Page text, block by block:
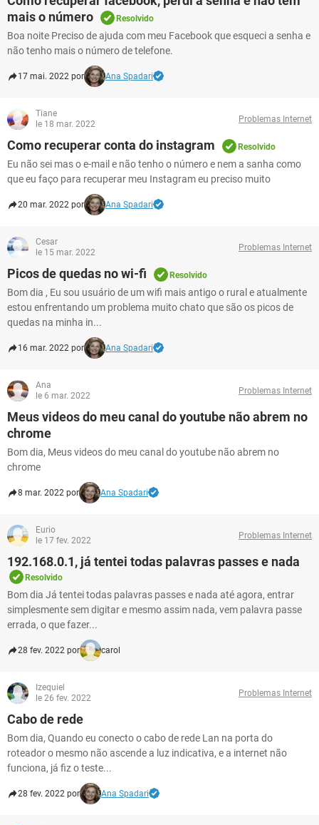
mais o número
Resolvido
Boa noite Preciso de ajuda com meu Facebook que esqueci a senha e
não tenho mais o número de telefone.
17 mai. 2022 por Ana Spadari
Tiane
le 18 mar. 2022
Problemas Internet
Como recuperar conta do instagram Resolvido
Eu não sei mas o e-mail e não tenho o número e nem a sanha como
que eu faço para recuperar meu Instagram eu preciso muito
20 mar. 2022 por Ana Spadari
Cesar
le 15 mar. 2022
Problemas Internet
Picos de quedas no wi-fi Resolvido
Bom dia , Eu sou usuário de um wifi mais antigo o rural e atualmente
estou enfrentando um problema muito chato que são os picos de
quedas na minha in...
16 mar. 2022 por Ana Spadari
Ana
le 6 mar. 2022
Problemas Internet
Meus videos do meu canal do youtube não abrem no
chrome
Bom dia, Meus videos do meu canal do youtube não abrem no
chrome
8 mar. 2022 por Ana Spadari
Eurio
le 17 fev. 2022
Problemas Internet
192.168.0.1, já tentei todas palavras passes e nada
Resolvido
Bom dia Já tentei todas palavras passes e nada até agora, entrar
simplesmente sem digitar e mesmo assim nada, vem palavra passe
errada, o que fazer...
28 fev. 2022 por carol
Izequiel
le 26 fev. 2022
Problemas Internet
Cabo de rede
Bom dia, Quando eu conecto o cabo de rede Lan na porta do
roteador o mesmo não ascende a luz indicativa, e a internet não
funciona, já fiz o teste...
28 fev. 2022 por Ana Spadari